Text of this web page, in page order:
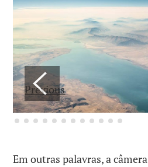
Previous
Em outras palavras, a